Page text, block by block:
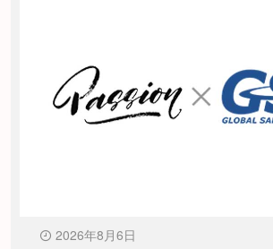
2026年8月6日